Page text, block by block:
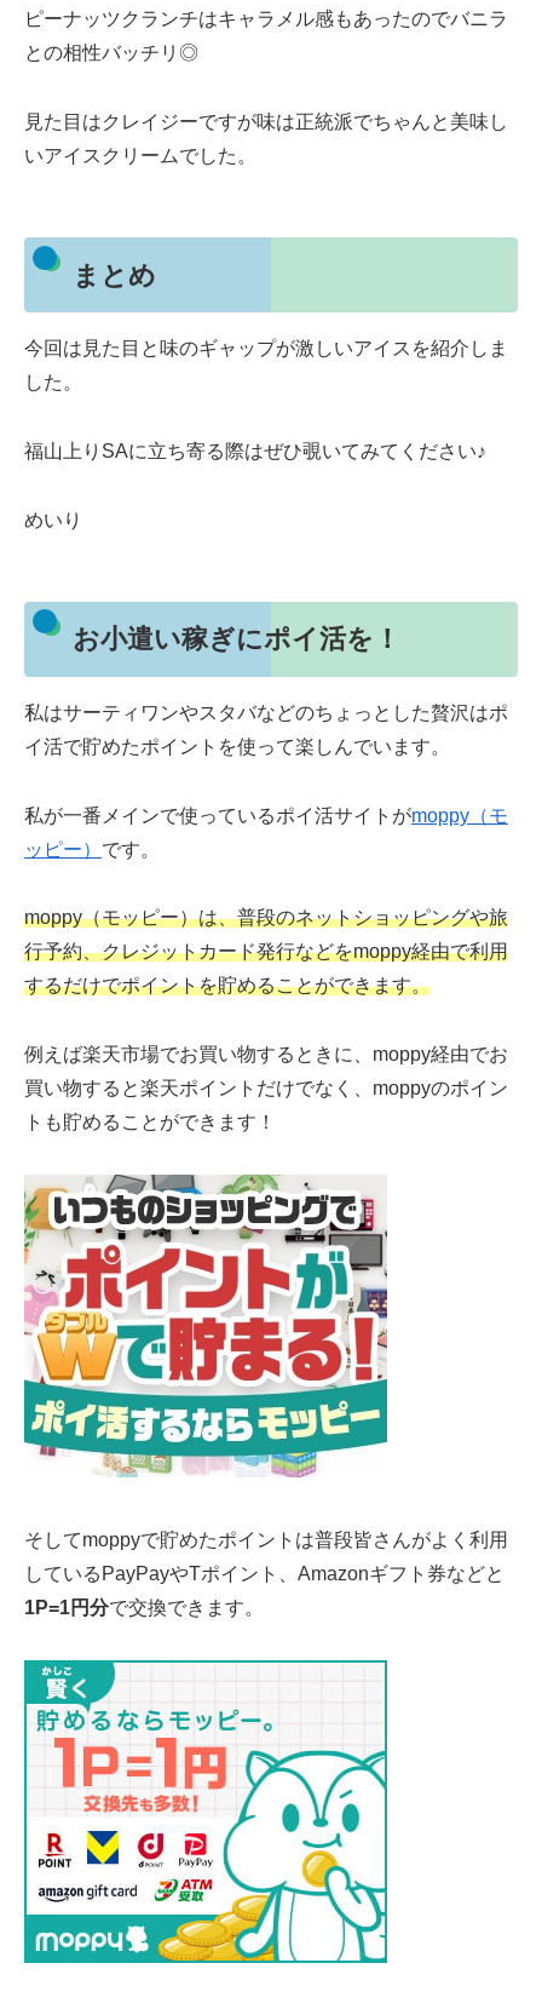
ピーナッツクランチはキャラメル感もあったのでバニラ
との相性バッチリ◎
見た目はクレイジーですが味は正統派でちゃんと美味し
いアイスクリームでした。
まとめ
今回は見た目と味のギャップが激しいアイスを紹介しま
した。
福山上りSAに立ち寄る際はぜひ覗いてみてください♪
めいり
お小遣い稼ぎにポイ活を！
私はサーティワンやスタバなどのちょっとした贅沢はポ
イ活で貯めたポイントを使って楽しんでいます。
私が一番メインで使っているポイ活サイトがmoppy（モ
ッピー） です。
moppy（モッピー）は、普段のネットショッピングや旅
行予約、クレジットカード発行などをmoppy経由で利用
するだけでポイントを貯めることができます。
例えば楽天市場でお買い物するときに、moppy経由でお
買い物すると楽天ポイントだけでなく、moppyのポイン
トも貯めることができます！
そしてmoppyで貯めたポイントは普段皆さんがよく利用
しているPayPayやTポイント、Amazonギフト券などと
1P=1円分で交換できます。